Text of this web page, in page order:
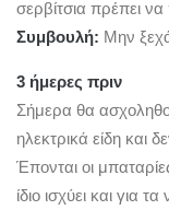
σερβίτσια πρέπει
Συμβουλή: Μην
3 ήμερες πριν
Σήμερα θα
ηλεκτρικά είδη και
Έπονται οι
ίδιο ισχύει και για